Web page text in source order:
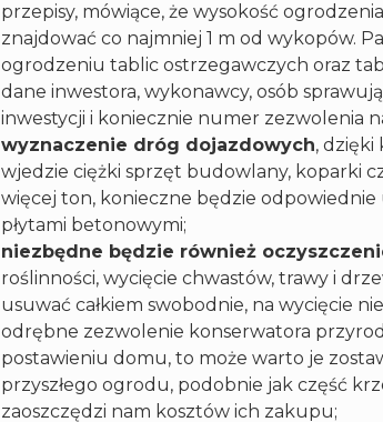
przepisy, mówiące, że wysokość
znajdować co najmniej 1 m od wykopów.
ogrodzeniu tablic ostrzegawczych oraz
dane inwestora, wykonawcy, osób
inwestycji i koniecznie numer zezwolenia
wyznaczenie dróg dojazdowych, dzięki
wjedzie ciężki sprzęt budowlany, koparki
więcej ton, konieczne będzie odpowiednie
płytami betonowymi;
niezbędne będzie również
roślinności, wycięcie chwastów, trawy i
usuwać całkiem swobodnie, na wycięcie
odrębne zezwolenie konserwatora
postawieniu domu, to może warto je
przyszłego ogrodu, podobnie jak część
zaoszczędzi nam kosztów ich zakupu;